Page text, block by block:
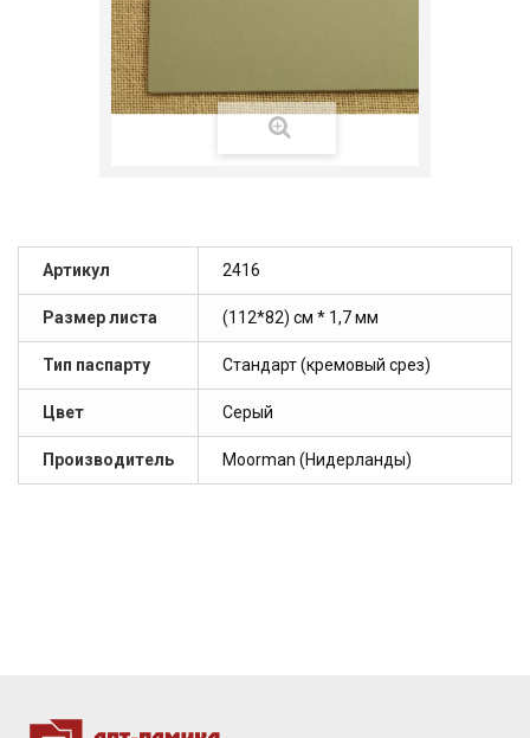
Артикул 2416
Размер листа (112*82) см * 1,7 мм
Тип паспарту Стандарт (кремовый срез)
Цвет Серый
Производитель Moorman (Нидерланды)